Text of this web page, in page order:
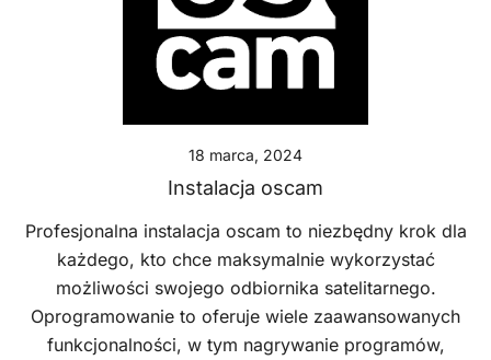
18 marca, 2024
Instalacja oscam
Profesjonalna instalacja oscam to niezbędny krok dla
każdego, kto chce maksymalnie wykorzystać
możliwości swojego odbiornika satelitarnego.
Oprogramowanie to oferuje wiele zaawansowanych
funkcjonalności, w tym nagrywanie programów,